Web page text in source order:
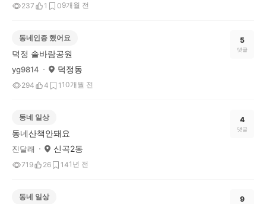
237 1 09개월 전
동네인증 했어요
덕정 솔바람공원
yg9814 덕정동
294 4 1 10개월 전
5
댓글
동네 일상
동네산책안돼요
진달래 신곡2동
719 26 141년 전
4
댓글
동네 일상 9